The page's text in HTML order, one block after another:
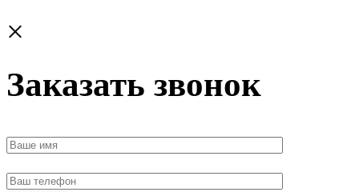
×
Заказать звонок